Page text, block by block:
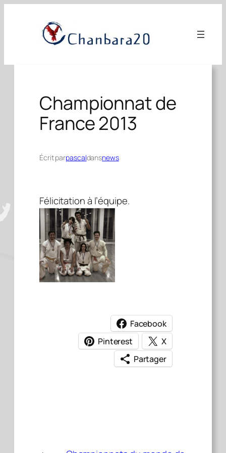
Championnat de
France 2013
Écrit parpascaldansnews
Félicitation à l’équipe.
Facebook
Pinterest
X
Partager